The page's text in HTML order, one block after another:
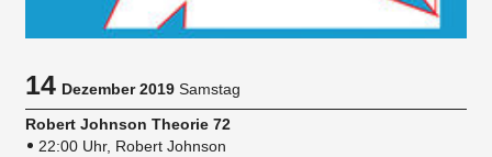
14Dezember 2019 Samstag
Robert Johnson Theorie 72
22:00 Uhr, Robert Johnson